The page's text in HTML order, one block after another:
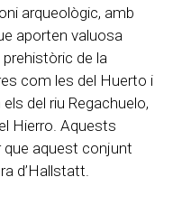
arqueològic, amb
aporten valuosa
de la
com les del Huerto i
del riu Regachuelo,
Hierro. Aquests
que aquest conjunt
d’Hallstatt.